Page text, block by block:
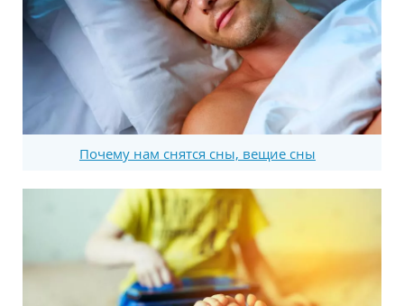
Почему нам снятся сны, вещие сны